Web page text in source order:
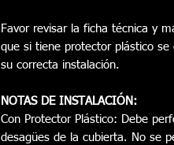
Favor revisar la ficha técnica y
que si tiene protector plástico se
su correcta instalación.
NOTAS DE INSTALACIÓN:
Con Protector Plástico: Debe
desagües de la cubierta. No se